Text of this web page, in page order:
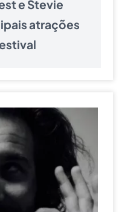
e Stevie
atrações